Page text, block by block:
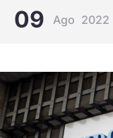
09 Ago 2022